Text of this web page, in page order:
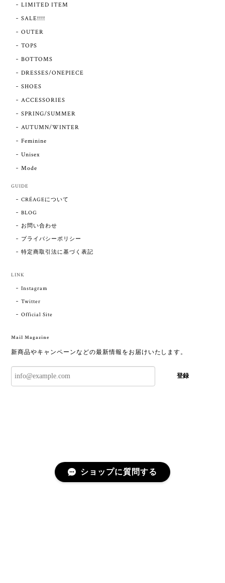
LIMITED ITEM
SALE!!!!
OUTER
TOPS
BOTTOMS
DRESSES/ONEPIECE
SHOES
ACCESSORIES
SPRING/SUMMER
AUTUMN/WINTER
Feminine
Unisex
Mode
GUIDE
CRÉAGEについて
BLOG
お問い合わせ
プライバシーポリシー
特定商取引法に基づく表記
LINK
Instagram
Twitter
Official Site
Mail Magazine
新商品やキャンペーンなどの最新情報をお届けいたします。
登録
ショップに質問する